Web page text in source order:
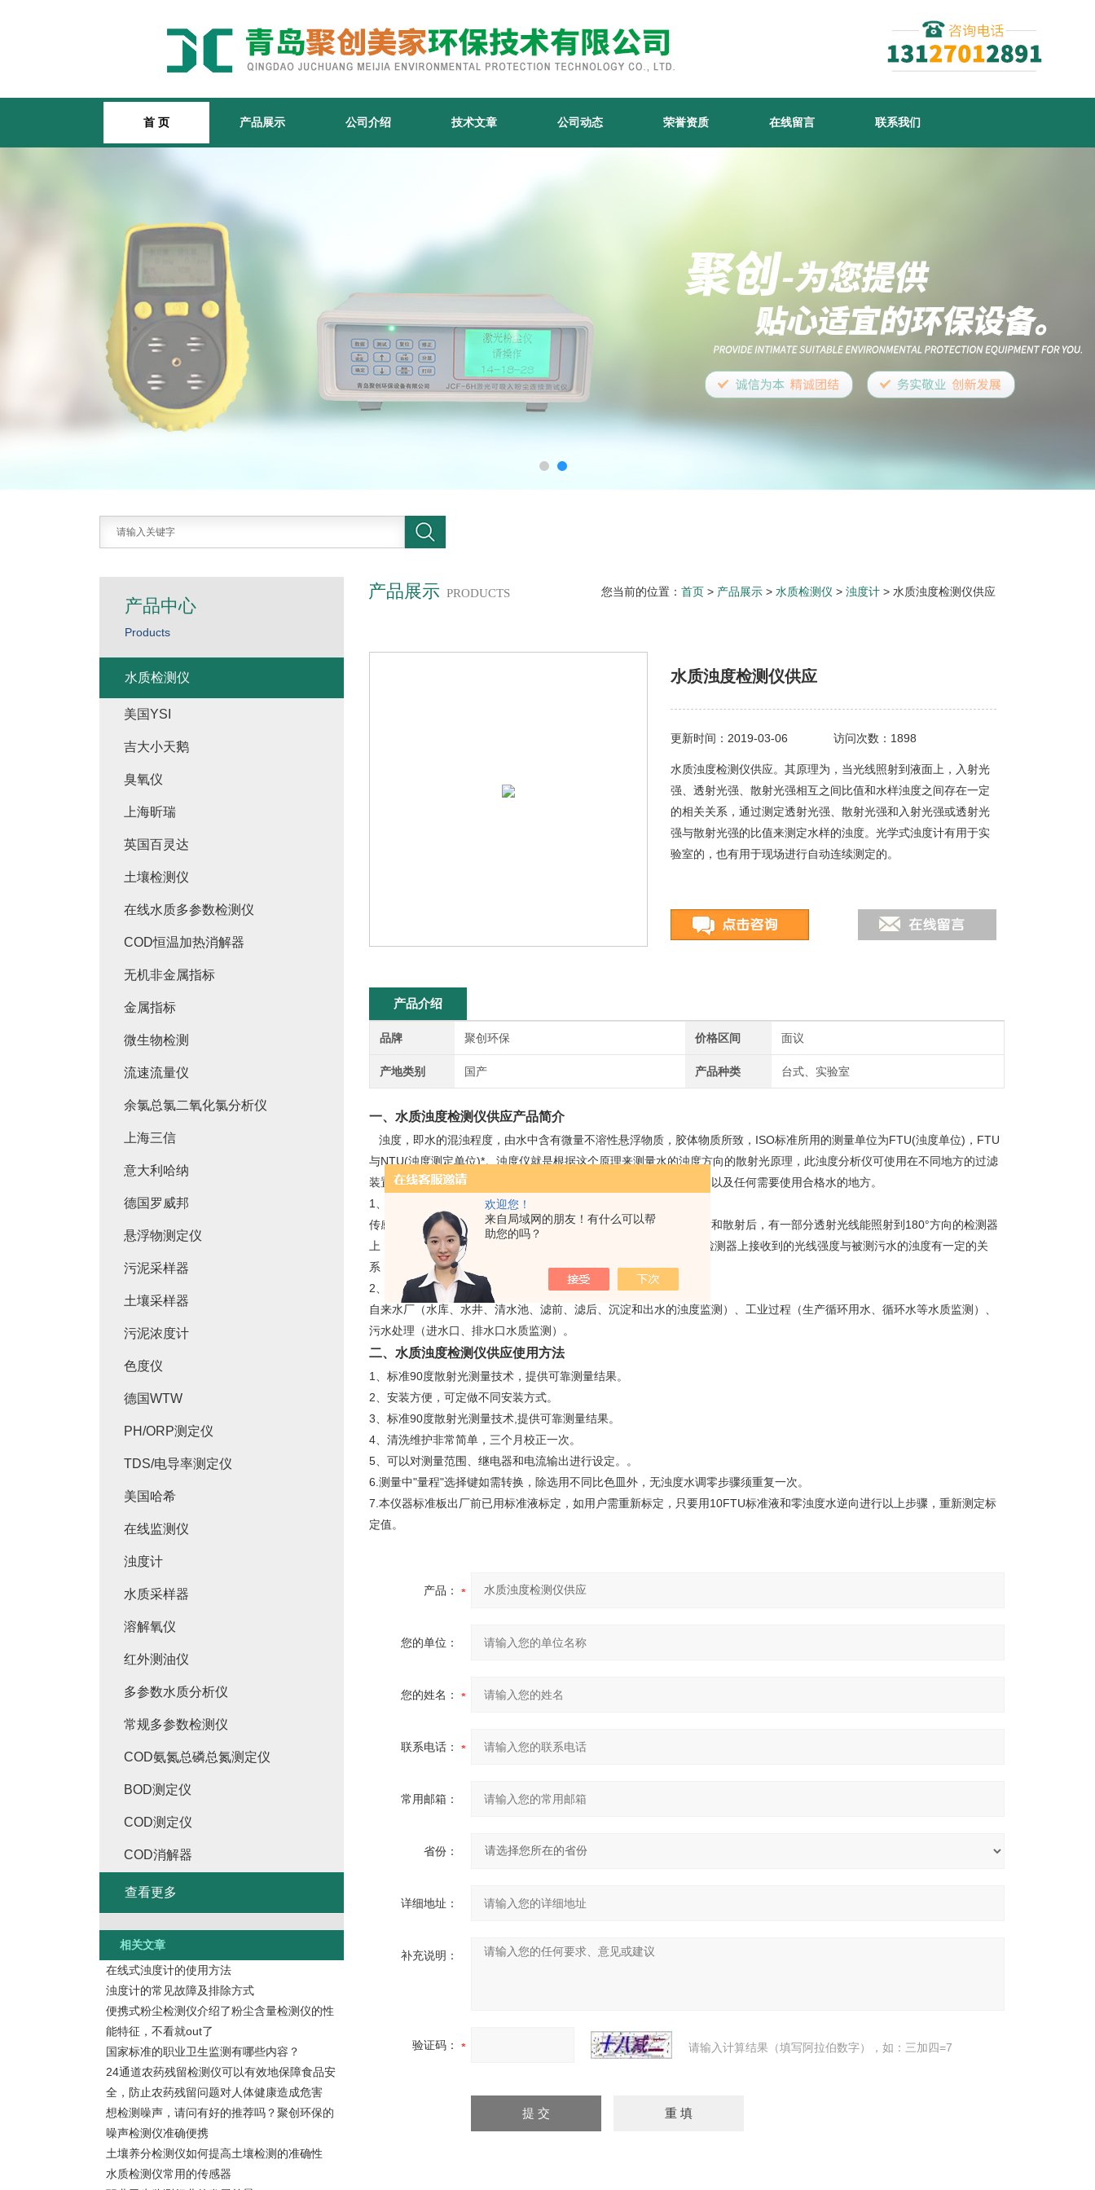
欢迎您！
来自局域网的朋友！有什么可以帮
助您的吗？
首 页 产品展示 公司介绍 技术文章 公司动态 荣誉资质 在线留言 联系我们
产品展示 PRODUCTS 您当前的位置： 首页 > 产品展示 > 水质检测仪 > 浊度计 > 水质浊度检测仪供应
水质浊度检测仪供应
更新时间：2019-03-06 访问次数：1898
水质浊度检测仪供应。其原理为，当光线照射到液面上，入射光
强、透射光强、散射光强相互之间比值和水样浊度之间存在一定
的相关关系，通过测定透射光强、散射光强和入射光强或透射光
强与散射光强的比值来测定水样的浊度。光学式浊度计有用于实
验室的，也有用于现场进行自动连续测定的。
产品介绍
品牌 聚创环保 价格区间 面议
产地类别 国产 产品种类 台式、实验室
一、 水质浊度检测仪供应产品简介
浊度，即水的混浊程度，由水中含有微量不溶性悬浮物质，胶体物质所致，ISO标准所用的测量单位为FTU(浊度单位)，FTU
与NTU(浊度测定单位)*。浊度仪就是根据这个原理来测量水的浊度方向的散射光原理，此浊度分析仪可使用在不同地方的过滤
装置上测量原水或纯净水的浊度，如饮用水，各种生产和工业用水，以及任何需要使用合格水的地方。
1、产品原理
传感器上发射器发送的红外光在传输过程中经过被测物的吸收、反射和散射后，有一部分透射光线能照射到180°方向的检测器
上，有一部分散射光照射到90°方向的检测器上。在180°和90°方向检测器上接收到的光线强度与被测污水的浊度有一定的关
系，因此通过测量透射光或散射光的强度就可以计算出水质的浊度。
2、产品应用
自来水厂（水库、水井、清水池、滤前、滤后、沉淀和出水的浊度监测）、工业过程（生产循环用水、循环水等水质监测）、
污水处理（进水口、排水口水质监测）。
二、 水质浊度检测仪供应使用方法
1、标准90度散射光测量技术，提供可靠测量结果。
2、安装方便，可定做不同安装方式。
3、标准90度散射光测量技术,提供可靠测量结果。
4、清洗维护非常简单，三个月校正一次。
5、可以对测量范围、继电器和电流输出进行设定。。
6.测量中"量程"选择键如需转换，除选用不同比色皿外，无浊度水调零步骤须重复一次。
7.本仪器标准板出厂前已用标准液标定，如用户需重新标定，只要用10FTU标准液和零浊度水逆向进行以上步骤，重新测定标
定值。
产品：
您的单位：
您的姓名：
联系电话：
常用邮箱：
省份：
详细地址：
补充说明：
验证码： 请输入计算结果（填写阿拉伯数字），如：三加四=7
产品中心
Products
水质检测仪
美国YSI
吉大小天鹅
臭氧仪
上海昕瑞
英国百灵达
土壤检测仪
在线水质多参数检测仪
COD恒温加热消解器
无机非金属指标
金属指标
微生物检测
流速流量仪
余氯总氯二氧化氯分析仪
上海三信
意大利哈纳
德国罗威邦
悬浮物测定仪
污泥采样器
土壤采样器
污泥浓度计
色度仪
德国WTW
PH/ORP测定仪
TDS/电导率测定仪
美国哈希
在线监测仪
浊度计
水质采样器
溶解氧仪
红外测油仪
多参数水质分析仪
常规多参数检测仪
COD氨氮总磷总氮测定仪
BOD测定仪
COD测定仪
COD消解器
查看更多
相关文章
在线式浊度计的使用方法
浊度计的常见故障及排除方式
便携式粉尘检测仪介绍了粉尘含量检测仪的性
能特征，不看就out了
国家标准的职业卫生监测有哪些内容？
24通道农药残留检测仪可以有效地保障食品安
全，防止农药残留问题对人体健康造成危害
想检测噪声，请问有好的推荐吗？聚创环保的
噪声检测仪准确便携
土壤养分检测仪如何提高土壤检测的准确性
水质检测仪常用的传感器